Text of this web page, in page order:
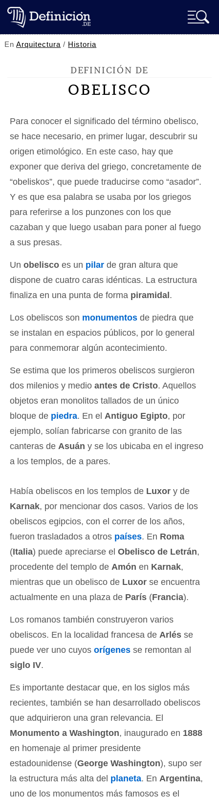
EnArquitectura / Historia
DEFINICIÓN DE
OBELISCO
Para conocer el significado del término obelisco,
se hace necesario, en primer lugar, descubrir su
origen etimológico. En este caso, hay que
exponer que deriva del griego, concretamente de
“obeliskos”, que puede traducirse como “asador”.
Y es que esa palabra se usaba por los griegos
para referirse a los punzones con los que
cazaban y que luego usaban para poner al fuego
a sus presas.
Un obelisco es un pilar de gran altura que
dispone de cuatro caras idénticas. La estructura
finaliza en una punta de forma piramidal .
Los obeliscos son monumentos de piedra que
se instalan en espacios públicos, por lo general
para conmemorar algún acontecimiento.
Se estima que los primeros obeliscos surgieron
dos milenios y medio antes de Cristo. Aquellos
objetos eran monolitos tallados de un único
bloque de piedra. En el Antiguo Egipto, por
ejemplo, solían fabricarse con granito de las
canteras de Asuán y se los ubicaba en el ingreso
a los templos, de a pares.
Había obeliscos en los templos de Luxor y de
Karnak, por mencionar dos casos. Varios de los
obeliscos egipcios, con el correr de los años,
fueron trasladados a otros países. En Roma
(Italia) puede apreciarse el Obelisco de Letrán,
procedente del templo de Amón en Karnak,
mientras que un obelisco de Luxor se encuentra
actualmente en una plaza de París (Francia).
Los romanos también construyeron varios
obeliscos. En la localidad francesa de Arlés se
puede ver uno cuyos orígenes se remontan al
siglo IV.
Es importante destacar que, en los siglos más
recientes, también se han desarrollado obeliscos
que adquirieron una gran relevancia. El
Monumento a Washington, inaugurado en 1888
en homenaje al primer presidente
estadounidense (George Washington), supo ser
la estructura más alta del planeta. En Argentina,
uno de los monumentos más famosos es el